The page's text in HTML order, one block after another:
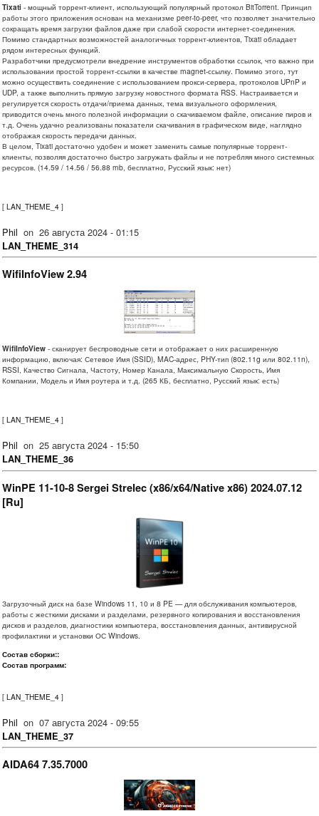
Tixati - мощный торрент-клиент, использующий популярный протокол BitTorrent. Принцип
работы этого приложения основан на механизме peer-to-peer, что позволяет значительно
сокращать время загрузки файлов даже при слабой скорости интернет-соединения.
Помимо стандартных возможностей аналогичных торрент-клиентов, Tixati обладает
рядом интересных функций.
Разработчики предусмотрели внедрение инструментов обработки ссылок, что важно при
использовании простой торрент-ссылки в качестве magnet-ссылку. Помимо этого, тут
можно осуществить соединение с использованием прокси-сервера, протоколов UPnP и
UDP, а также выполнить прямую загрузку новостного формата RSS. Настраивается и
регулируется скорость отдачи/приема данных, тема визуального оформления,
приводится очень много полезной информации о скачиваемом файле, описание пиров и
т.д. Очень удачно реализованы показатели скачивания в графическом виде, наглядно
отображая скорость передачи данных.
В целом, Tixati достаточно удобен и может заменить самые популярные торрент-
клиенты, позволяя достаточно быстро загружать файлы и не потребляя много системных
ресурсов. (14.59 / 14.56 / 56.88 mb, бесплатно, Русский язык: нет)
[ LAN_THEME_4 ]
Phil on 26 августа 2024 - 01:15
LAN_THEME_314
WifiInfoView 2.94
WifiInfoView - сканирует беспроводные сети и отображает о них расширенную
информацию, включая: Сетевое Имя (SSID), MAC-адрес, PHY-тип (802.11g или 802.11n),
RSSI, Качество Сигнала, Частоту, Номер Канала, Максимальную Скорость, Имя
Компании, Модель и Имя роутера и т.д. (265 КБ, бесплатно, Русский язык: есть)
[ LAN_THEME_4 ]
Phil on 25 августа 2024 - 15:50
LAN_THEME_36
WinPE 11-10-8 Sergei Strelec (x86/x64/Native x86) 2024.07.12
[Ru]
Загрузочный диск на базе Windows 11, 10 и 8 PE — для обслуживания компьютеров,
работы с жесткими дисками и разделами, резервного копирования и восстановления
дисков и разделов, диагностики компьютера, восстановления данных, антивирусной
профилактики и установки ОС Windows.
Состав сборки::
Состав программ:
[ LAN_THEME_4 ]
Phil on 07 августа 2024 - 09:55
LAN_THEME_37
AIDA64 7.35.7000